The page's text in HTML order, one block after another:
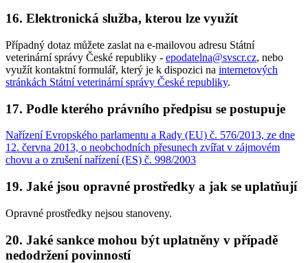
16. Elektronická služba, kterou lze využít
Případný dotaz můžete zaslat na e-mailovou adresu Státní
veterinární správy České republiky - epodatelna@svscr.cz, nebo
využít kontaktní formulář, který je k dispozici na internetových
stránkách Státní veterinární správy České republiky.
17. Podle kterého právního předpisu se postupuje
Nařízení Evropského parlamentu a Rady (EU) č. 576/2013, ze dne
12. června 2013, o neobchodních přesunech zvířat v zájmovém
chovu a o zrušení nařízení (ES) č. 998/2003
19. Jaké jsou opravné prostředky a jak se uplatňují
Opravné prostředky nejsou stanoveny.
20. Jaké sankce mohou být uplatněny v případě
nedodržení povinností